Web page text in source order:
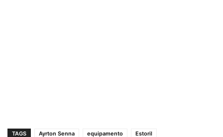
TAGS Ayrton Senna equipamento Estoril